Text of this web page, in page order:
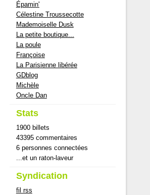
Épamin'
Célestine Troussecotte
Mademoiselle Dusk
La petite boutique...
La poule
Françoise
La Parisienne libérée
GDblog
Michèle
Oncle Dan
Stats
1900 billets
43395 commentaires
6 personnes connectées
...et un raton-laveur
Syndication
fil rss